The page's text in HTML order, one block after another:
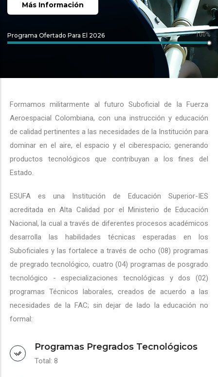
Más Información
Programa Ofertado Para El 2026 100%
Formamos militarmente al futuro Suboficial de la Fuerza
Aeroespacial Colombiana, con una instrucción y educación
de calidad pertinentes a las necesidades de la Institución para
dominar en el aire, el espacio y el ciberespacio; generando
productos tecnológicos que contribuyan a los fines del
Estado.
ESUFA es una Institución de Educación Superior-IES
acreditada en Alta Calidad por el Ministerio de Educación
Nacional, la cual a través de diferentes procesos académicos
desarrolla las habilidades técnicas esperadas en los
Suboficiales y las fortalece a través de ocho (08) programas
de pregrado tecnológico, cuatro (04) programas de posgrado
tecnológico - especializaciones tecnológicas y dos (02)
programas Técnicos laborales, creados de acuerdo a las
necesidades de la FAC; sin dejar de lado la educación no
formal:
Programas Pregrados Tecnológicos
Total: 8